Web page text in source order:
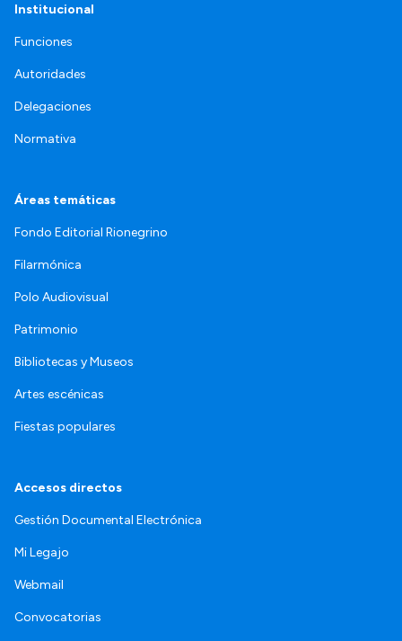
Institucional
Funciones
Autoridades
Delegaciones
Normativa
Áreas temáticas
Fondo Editorial Rionegrino
Filarmónica
Polo Audiovisual
Patrimonio
Bibliotecas y Museos
Artes escénicas
Fiestas populares
Accesos directos
Gestión Documental Electrónica
Mi Legajo
Webmail
Convocatorias